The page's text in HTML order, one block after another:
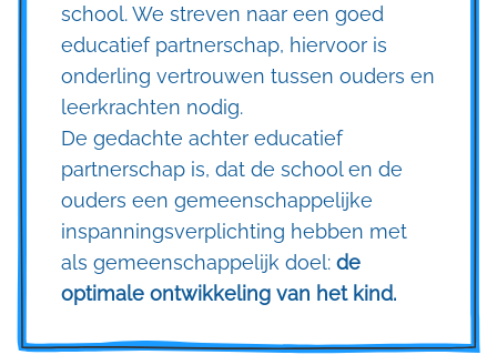
school. We streven naar een goed
educatief partnerschap, hiervoor is
onderling vertrouwen tussen ouders en
leerkrachten nodig.
De gedachte achter educatief
partnerschap is, dat de school en de
ouders een gemeenschappelijke
inspanningsverplichting hebben met
als gemeenschappelijk doel: de
optimale ontwikkeling van het kind.